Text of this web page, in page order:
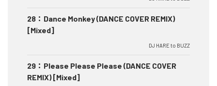
28 ： Dance Monkey (DANCE COVER REMIX)
[Mixed]
DJ HARE to BUZZ
29 ： Please Please Please (DANCE COVER
REMIX) [Mixed]